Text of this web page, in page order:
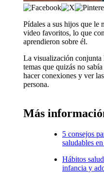
​Pídales a sus hijos que le
video favoritos, lo que
aprendieron sobre él.
La visualización conjunta
temas que quizás no
hacer conexiones y ver
persona.
Más
5 consejos
saludables
Hábitos
infancia y